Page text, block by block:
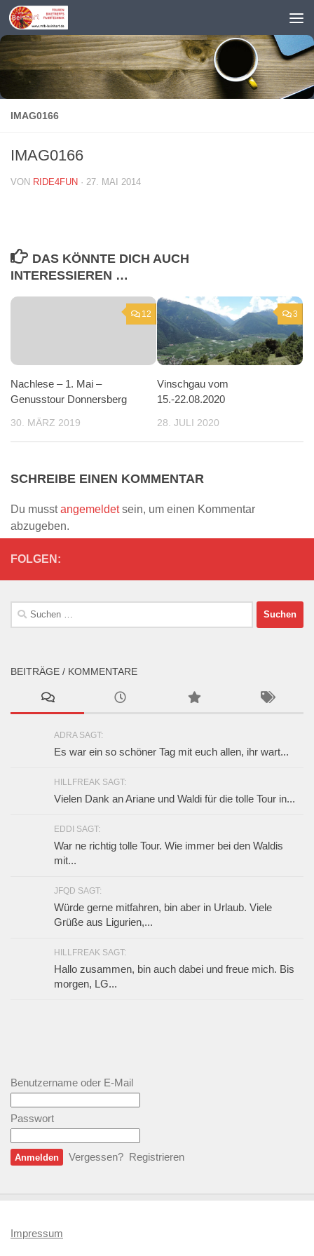
Zum Inhalt springen
IMAG0166
IMAG0166
VON RIDE4FUN · 27. MAI 2014
DAS KÖNNTE DICH AUCH
INTERESSIEREN …
12
Nachlese – 1. Mai –
Genusstour Donnersberg
30. MÄRZ 2019
3
Vinschgau vom
15.-22.08.2020
28. JULI 2020
SCHREIBE EINEN KOMMENTAR
Du musstangemeldetsein, um einen Kommentar
abzugeben.
FOLGEN:
Suchen
nach:
BEITRÄGE / KOMMENTARE
ADRA SAGT:
Es war ein so schöner Tag mit euch allen, ihr wart...
HILLFREAK SAGT:
Vielen Dank an Ariane und Waldi für die tolle Tour in...
EDDI SAGT:
War ne richtig tolle Tour. Wie immer bei den Waldis
mit...
JFQD SAGT:
Würde gerne mitfahren, bin aber in Urlaub. Viele
Grüße aus Ligurien,...
HILLFREAK SAGT:
Hallo zusammen, bin auch dabei und freue mich. Bis
morgen, LG...
Benutzername oder E-Mail
Passwort
Vergessen? Registrieren
Impressum